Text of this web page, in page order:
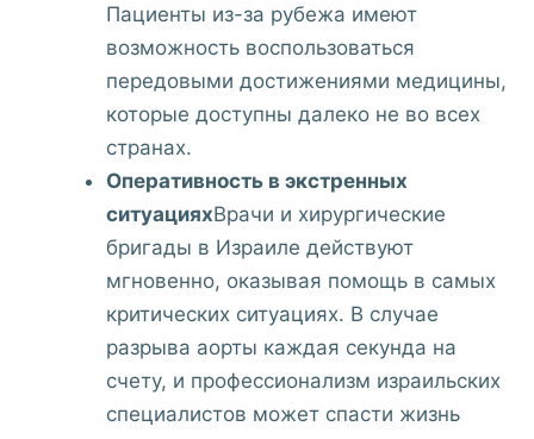
Пациенты из-за рубежа имеют
возможность воспользоваться
передовыми достижениями медицины,
которые доступны далеко не во всех
странах.
Оперативность в экстренных
ситуацияхВрачи и хирургические
бригады в Израиле действуют
мгновенно, оказывая помощь в самых
критических ситуациях. В случае
разрыва аорты каждая секунда на
счету, и профессионализм израильских
специалистов может спасти жизнь